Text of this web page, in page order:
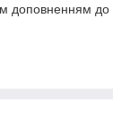
доповненням до